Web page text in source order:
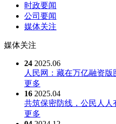
时政要闻
公司要闻
媒体关注
媒体关注
24 2025.06
人民网：藏在万亿融资
更多
16 2025.04
共筑保密防线，公民人人
更多